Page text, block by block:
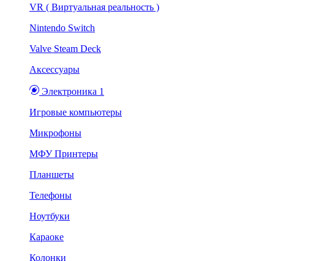
VR ( Виртуальная реальность )
Nintendo Switch
Valve Steam Deck
Аксессуары
Электроника 1
Игровые компьютеры
Микрофоны
МФУ Принтеры
Планшеты
Телефоны
Ноутбуки
Караоке
Колонки